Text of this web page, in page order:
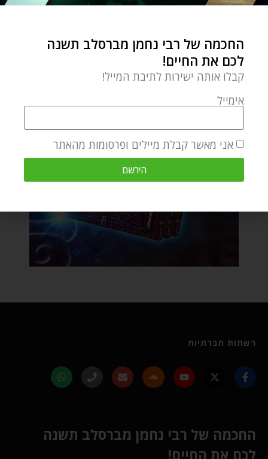
רשתות חברתיות
החכמה של רבי נחמן מברסלב תשנה
לכם את החיים!
החכמה של רבי נחמן מברסלב תשנה
לכם את החיים!
קבלו אותה ישירות לתיבת המייל!
אימייל
אני מאשר קבלת מיילים ופרסומות מהאתר
הירשם